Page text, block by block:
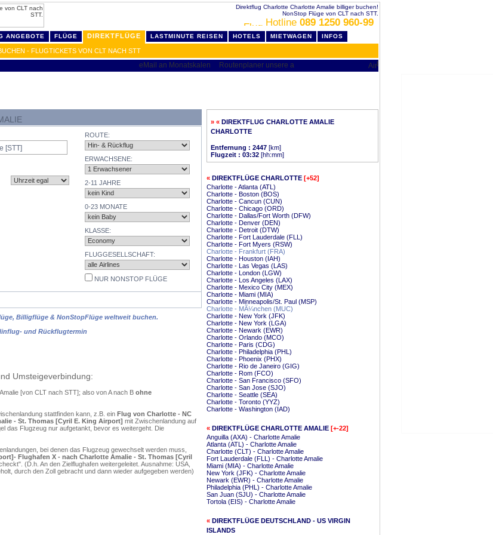
Direktflug Charlotte Charlotte Amalie billiger buchen!
NonStop Flüge von CLT nach STT.
Hotline 089 1250 960-99
ANGEBOTE FLÜGE DIREKTFLÜGE LASTMINUTE REISEN HOTELS MIETWAGEN INFOS
- FLUGTICKETS VON CLT NACH STT
ROUTE:
ERWACHSENE:
2-11 JAHRE
0-23 MONATE
KLASSE:
FLUGGESELLSCHAFT:
NUR NONSTOP FLÜGE
Billigflüge & NonStopFlüge weltweit buchen.
und Rückflugtermin
Umsteigeverbindung:
[von CLT nach STT]; also von A nach B ohne
stattfinden kann, z.B. ein Flug von Charlotte - NC
- St. Thomas [Cyril E. King Airport] mit Zwischenlandung auf
das Flugzeug nur aufgetankt, bevor es weitergeht. Die
bei denen das Flugzeug gewechselt werden muss,
Flughafen X - nach Charlotte Amalie - St. Thomas [Cyril
(D.h. An den Zielflughafen weitergeleitet. Ausnahme: USA,
durch den Zoll gebracht und dann wieder aufgegeben werden)
» « DIREKTFLUG CHARLOTTE AMALIE
CHARLOTTE
Entfernung : 2447 [km]
Flugzeit : 03:32 [hh:mm]
« DIREKTFLÜGE CHARLOTTE [+52]
Charlotte - Atlanta (ATL)
Charlotte - Boston (BOS)
Charlotte - Cancun (CUN)
Charlotte - Chicago (ORD)
Charlotte - Dallas/Fort Worth (DFW)
Charlotte - Denver (DEN)
Charlotte - Detroit (DTW)
Charlotte - Fort Lauderdale (FLL)
Charlotte - Fort Myers (RSW)
Charlotte - Frankfurt (FRA)
Charlotte - Houston (IAH)
Charlotte - Las Vegas (LAS)
Charlotte - London (LGW)
Charlotte - Los Angeles (LAX)
Charlotte - Mexico City (MEX)
Charlotte - Miami (MIA)
Charlotte - Minneapolis/St. Paul (MSP)
Charlotte - MÃ¼nchen (MUC)
Charlotte - New York (JFK)
Charlotte - New York (LGA)
Charlotte - Newark (EWR)
Charlotte - Orlando (MCO)
Charlotte - Paris (CDG)
Charlotte - Philadelphia (PHL)
Charlotte - Phoenix (PHX)
Charlotte - Rio de Janeiro (GIG)
Charlotte - Rom (FCO)
Charlotte - San Francisco (SFO)
Charlotte - San Jose (SJO)
Charlotte - Seattle (SEA)
Charlotte - Toronto (YYZ)
Charlotte - Washington (IAD)
« DIREKTFLÜGE CHARLOTTE AMALIE [+-22]
Anguilla (AXA) - Charlotte Amalie
Atlanta (ATL) - Charlotte Amalie
Charlotte (CLT) - Charlotte Amalie
Fort Lauderdale (FLL) - Charlotte Amalie
Miami (MIA) - Charlotte Amalie
New York (JFK) - Charlotte Amalie
Newark (EWR) - Charlotte Amalie
Philadelphia (PHL) - Charlotte Amalie
San Juan (SJU) - Charlotte Amalie
Tortola (EIS) - Charlotte Amalie
« DIREKTFLÜGE DEUTSCHLAND - US VIRGIN
ISLANDS